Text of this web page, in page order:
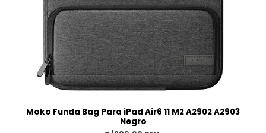
Moko Funda Bag Para iPad Air6 11 M2 A2902 A2903
Negro